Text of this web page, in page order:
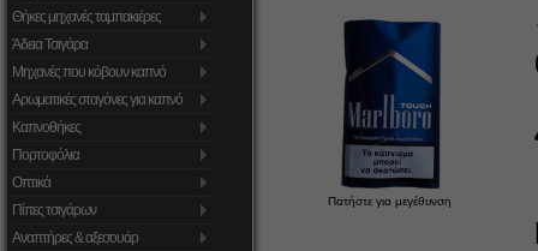
Θήκες μηχανές ταμπακιέρες
Άδεια Τσιγάρα
Μηχανές που κόβουν καπνό
Αρωματικές σταγόνες για καπνό
Καπνοθήκες
Πορτοφόλια
Οπτικά
Πίπες τσιγάρων
Αναπτήρες & αξεσουάρ
Πατήστε για μεγέθυνση